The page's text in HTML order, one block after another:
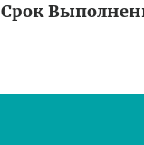
Срок